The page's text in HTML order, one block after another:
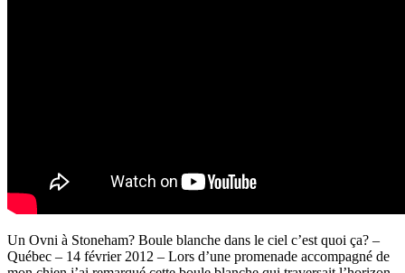
Un Ovni à Stoneham? Boule blanche dans le ciel c’est quoi ça? –
Québec – 14 février 2012 – Lors d’une promenade accompagné de